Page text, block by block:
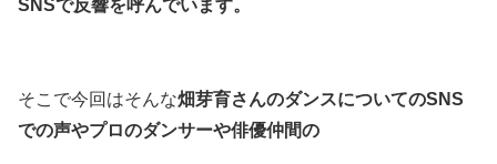
SNSで反響を呼んでいます。
そこで今回はそんな畑芽育さんのダンスについてのSNS
での声やプロのダンサーや俳優仲間の